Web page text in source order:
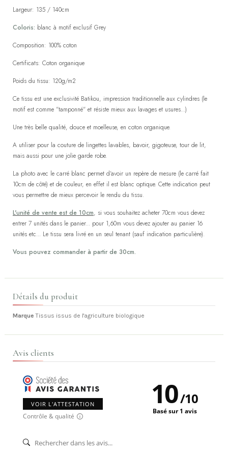
Largeur: 135 / 140cm
Coloris: blanc à motif exclusif Grey
Composition: 100% coton
Certificats: Coton organique
Poids du tissu: 120g/m2
Ce tissu est une exclusivité Batikou, impression traditionnelle aux cylindres (le
motif est comme "tamponné" et résiste mieux aux lavages et usures...)
Une très belle qualité, douce et moelleuse, en coton organique.
A utiliser pour la couture de lingettes lavables, bavoir, gigoteuse, tour de lit,
mais aussi pour une jolie garde robe.
La photo avec le carré blanc permet d'avoir un repère de mesure (le carré fait
10cm de côté) et de couleur, en effet il est blanc optique. Cette indication peut
vous permettre de mieux percevoir le rendu du tissu.
L'unité de vente est de 10cm, si vous souhaitez acheter 70cm vous devez
entrer 7 unités dans le panier... pour 1,60m vous devez ajouter au panier 16
unités etc... Le tissu sera livré en un seul tenant (sauf indication particulière).
Vous pouvez commander à partir de 30cm.
Détails du produit
Marque Tissus issus de l'agriculture biologique
Avis clients
VOIR L'ATTESTATION
Contrôle & qualité
10/10
Basé sur 1 avis